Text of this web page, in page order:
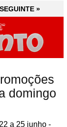
»
domingo
a 25 junho -
»